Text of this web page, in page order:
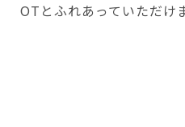
OTとふれあっていただけ